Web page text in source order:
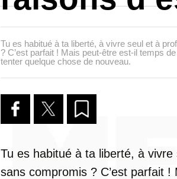
Tu es habitué à ta liberté, à vivre seul et à
? C’est parfait ! Mais peut-être est-il temps
tenter quelque chose de nouveau.
Tu es habitué à ta liberté, à
sans compromis ? C’est parfait